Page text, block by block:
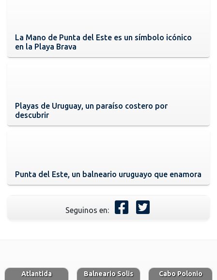
La Mano de Punta del Este es un símbolo icónico
en la Playa Brava
Playas de Uruguay, un paraíso costero por
descubrir
Punta del Este, un balneario uruguayo que enamora
Seguinos en:
Atlantida Balneario Solis Cabo Polonio